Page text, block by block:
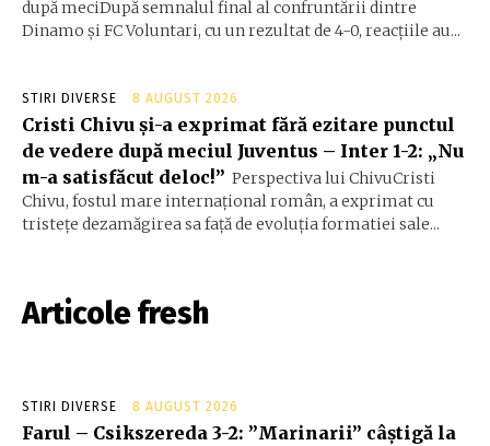
după meciDupă semnalul final al confruntării dintre
Dinamo și FC Voluntari, cu un rezultat de 4-0, reacțiile au...
STIRI DIVERSE 8 AUGUST 2026
Cristi Chivu și-a exprimat fără ezitare punctul
de vedere după meciul Juventus – Inter 1-2: „Nu
m-a satisfăcut deloc!” Perspectiva lui ChivuCristi
Chivu, fostul mare internațional român, a exprimat cu
tristețe dezamăgirea sa față de evoluția formatiei sale...
Articole fresh
STIRI DIVERSE 8 AUGUST 2026
Farul – Csikszereda 3-2: ”Marinarii” câștigă la